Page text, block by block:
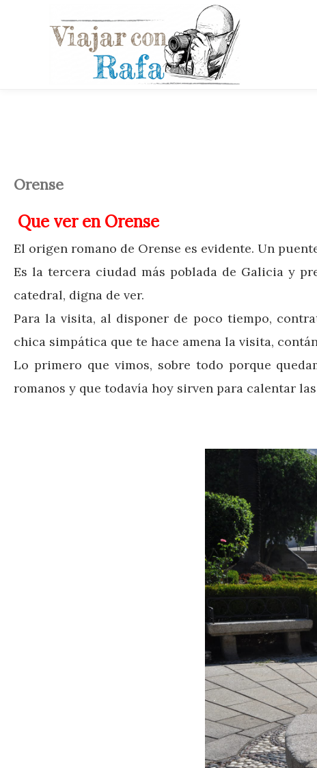
Orense
Que ver en Orense
El origen romano de Orense es evidente. Un
Es la tercera ciudad más poblada de Galicia y
catedral, digna de ver.
Para la visita, al disponer de poco tiempo,
chica simpática que te hace amena la visita,
Lo primero que vimos, sobre todo porque
romanos y que todavía hoy sirven para calentar